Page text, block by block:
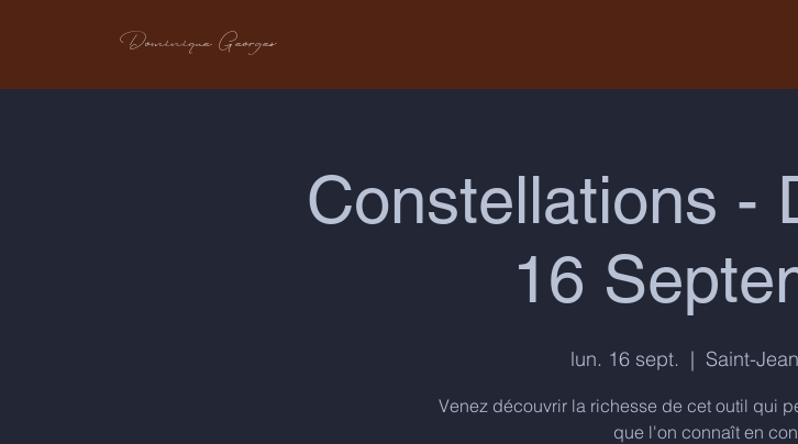
Dominique Georges
Constellations -
16
lun. 16 sept.
  |
Saint-
Venez découvrir la richesse de cet outil qui
que l'on connaît en